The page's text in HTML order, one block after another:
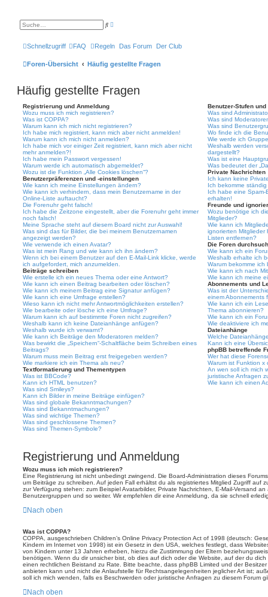
S
h
e i
e
r
S
u
e
Schnellzugriff FAQ Regeln Das Forum Der Club
Foren-Übersicht Häufig gestellte Fragen
Häufig gestellte Fragen
Registrierung und Anmeldung
Wozu muss ich mich registrieren?
Was ist COPPA?
Warum kann ich mich nicht registrieren?
Ich habe mich registriert, kann mich aber nicht anmelden!
Warum kann ich mich nicht anmelden?
Ich habe mich vor einiger Zeit registriert, kann mich aber nicht
mehr anmelden?!
Ich habe mein Passwort vergessen!
Warum werde ich automatisch abgemeldet?
Wozu ist die Funktion „Alle Cookies löschen“?
Benutzerpräferenzen und -einstellungen
Wie kann ich meine Einstellungen ändern?
Wie kann ich verhindern, dass mein Benutzername in der
Online-Liste auftaucht?
Die Forenuhr geht falsch!
Ich habe die Zeitzone eingestellt, aber die Forenuhr geht immer
noch falsch!
Meine Sprache steht auf diesem Board nicht zur Auswahl!
Was sind das für Bilder, die bei meinem Benutzernamen
angezeigt werden?
Wie verwende ich einen Avatar?
Was ist mein Rang und wie kann ich ihn ändern?
Wenn ich bei einem Benutzer auf den E-Mail-Link klicke, werde
ich aufgefordert, mich anzumelden.
Beiträge schreiben
Wie erstelle ich ein neues Thema oder eine Antwort?
Wie kann ich einen Beitrag bearbeiten oder löschen?
Wie kann ich meinem Beitrag eine Signatur anfügen?
Wie kann ich eine Umfrage erstellen?
Wieso kann ich nicht mehr Antwortmöglichkeiten erstellen?
Wie bearbeite oder lösche ich eine Umfrage?
Warum kann ich auf bestimmte Foren nicht zugreifen?
Weshalb kann ich keine Dateianhänge anfügen?
Weshalb wurde ich verwarnt?
Wie kann ich Beiträge den Moderatoren melden?
Was bewirkt die „Speichern“-Schaltfläche beim Schreiben eines
Beitrags?
Warum muss mein Beitrag erst freigegeben werden?
Wie markiere ich ein Thema als neu?
Textformatierung und Thementypen
Was ist BBCode?
Kann ich HTML benutzen?
Was sind Smileys?
Kann ich Bilder in meine Beiträge einfügen?
Was sind globale Bekanntmachungen?
Was sind Bekanntmachungen?
Was sind wichtige Themen?
Was sind geschlossene Themen?
Was sind Themen-Symbole?
Benutzer-Stufen und
Was sind
Was sind
Was sind
Wo finde ich die
Wie werde ich
Weshalb werden
dargestellt?
Was ist eine
Was bedeutet der
Private Nachrichten
Ich kann keine
Ich bekomme
Ich habe eine Spam-
erhalten!
Freunde und
Wozu benötige ich
Mitglieder?
Wie kann ich
ignorierten
Listen entfernen?
Die Foren
Wie kann ich ein
Weshalb erhalte ich
Warum bekomme
Wie kann ich nach
Wie kann ich meine
Abonnements und
Was ist der
einem Abonnements
Wie kann ich ein
Thema abonnieren?
Wie kann ich ein
Wie deaktiviere ich
Dateianhänge
Welche
Kann ich eine
phpBB betreffende
Wer hat diese
Warum ist Funktion
An wen soll ich mich
juristische Anfragen
Wie kann ich einen
Registrierung und Anmeldung
Wozu muss ich mich registrieren?
Eine Registrierung ist nicht unbedingt zwingend. Die Board-Administration dieses
um Beiträge zu schreiben. Auf jeden Fall erhältst du als registriertes Mitglied Zugriff auf
zur Verfügung stehen: zum Beispiel Avatarbilder, Private Nachrichten, E-Mail-Versand
Benutzergruppen und so weiter. Wir empfehlen dir eine Anmeldung, da sie schnell
Nach oben
Was ist COPPA?
COPPA, ausgeschrieben Children’s Online Privacy Protection Act of 1998 (deutsch:
Kindern im Internet von 1998) ist ein Gesetz in den USA, welches festlegt, dass
von Kindern unter 13 Jahren erheben, hierzu die Zustimmung der Eltern
benötigen. Wenn du dir unsicher bist, ob dies auf dich oder die Website, auf der du
einen rechtlichen Beistand zu Rate. Bitte beachte, dass phpBB Limited und der
anbieten kann und nicht die Anlaufstelle für Rechtsangelegenheiten jeglicher Art ist;
soll ich mich wenden, falls es Beschwerden oder juristische Anfragen zu diesem Forum
Nach oben